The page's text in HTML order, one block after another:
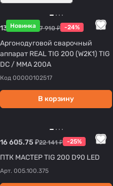
Новинка
13 611.60 ₽ 17 910 ₽ -24%
Аргонодуговой сварочный
аппарат REAL TIG 200 (W2K1) TIG
DC / MMA 200А
Код 00000102517
В корзину
16 605.75 ₽22 141 ₽ -25%
ПТК МАСТЕР TIG 200 D90 LED
Арт. 005.100.375